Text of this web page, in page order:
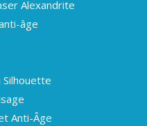
Alexandrite
âge
Silhouette
Anti-Âge